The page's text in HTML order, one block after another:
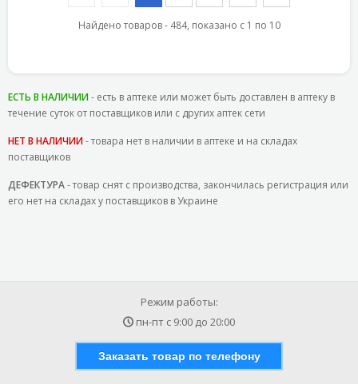
Найдено товаров - 484, показано с 1 по 10
ЕСТЬ В НАЛИЧИИ- есть в аптеке или может быть доставлен в аптеку в
течение суток от поставщиков или с других аптек сети
НЕТ В НАЛИЧИИ- товара нет в наличии в аптеке и на складах
поставщиков
ДЕФЕКТУРА- товар снят с производства, закончилась регистрация или
его нет на складах у поставщиков в Украине
Режим работы:
пн-пт с 9:00 до 20:00
Заказать товар по телефону